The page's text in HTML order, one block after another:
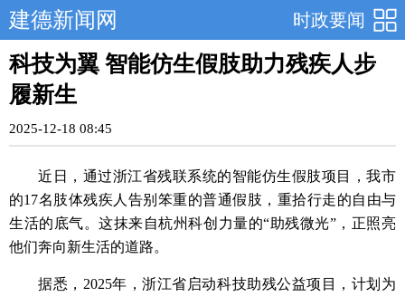
时政要闻
建德新闻网
科技为翼 智能仿生假肢助力残疾人步
履新生
2025-12-18 08:45
近日，通过浙江省残联系统的智能仿生假肢项目，我市
的17名肢体残疾人告别笨重的普通假肢，重拾行走的自由与
生活的底气。这抹来自杭州科创力量的“助残微光”，正照亮
他们奔向新生活的道路。
据悉，2025年，浙江省启动科技助残公益项目，计划为